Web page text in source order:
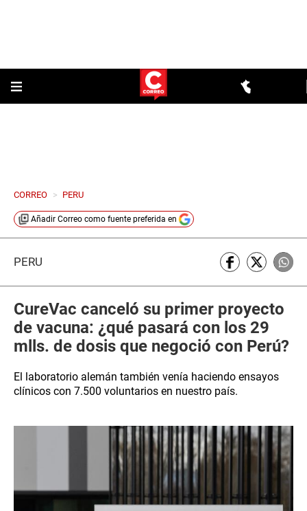
CORREO > PERU
Añadir Correo como fuente preferida en
PERÚ
CureVac canceló su primer proyecto
de vacuna: ¿qué pasará con los 29
mlls. de dosis que negoció con Perú?
El laboratorio alemán también venía haciendo ensayos
clínicos con 7.500 voluntarios en nuestro país.